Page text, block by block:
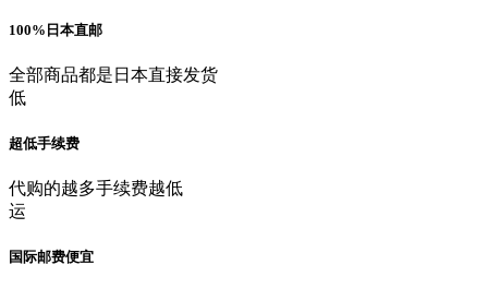
100%日本直邮
全部商品都是日本直接发货
低
超低手续费
代购的越多手续费越低
运
国际邮费便宜